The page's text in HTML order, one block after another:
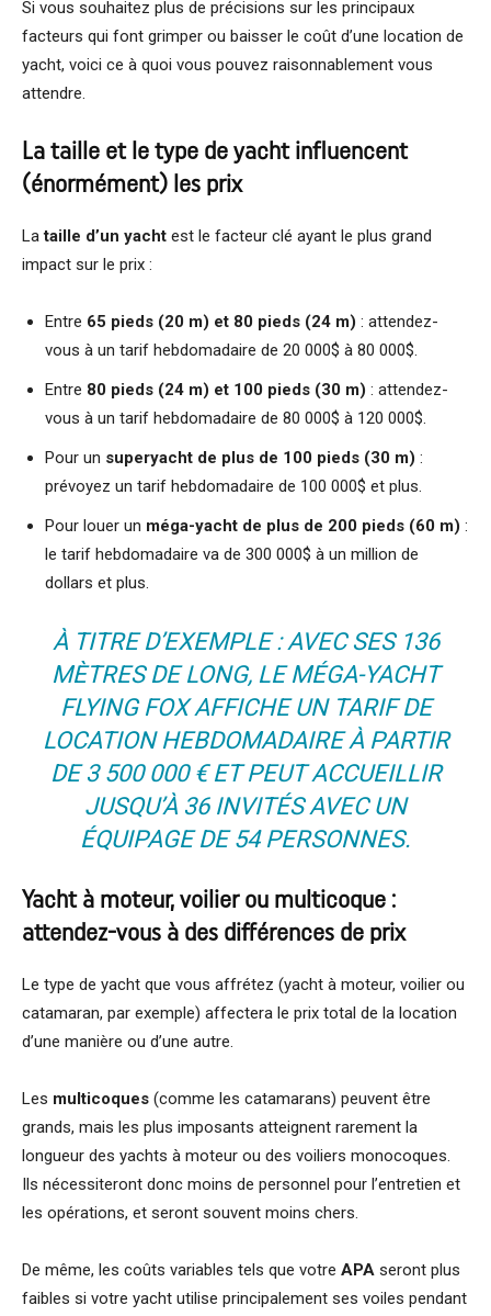
Si vous souhaitez plus de précisions sur les principaux
facteurs qui font grimper ou baisser le coût d’une location de
yacht, voici ce à quoi vous pouvez raisonnablement vous
attendre.
La taille et le type de yacht influencent
(énormément) les prix
Lataille d’un yacht est le facteur clé ayant le plus grand
impact sur le prix :
Entre 65 pieds (20 m) et 80 pieds (24 m) : attendez-
vous à un tarif hebdomadaire de 20 000$ à 80 000$.
Entre 80 pieds (24 m) et 100 pieds (30 m) : attendez-
vous à un tarif hebdomadaire de 80 000$ à 120 000$.
Pour un superyacht de plus de 100 pieds (30 m) :
prévoyez un tarif hebdomadaire de 100 000$ et plus.
Pour louer un méga-yacht de plus de 200 pieds (60 m) :
le tarif hebdomadaire va de 300 000$ à un million de
dollars et plus.
À TITRE D’EXEMPLE : AVEC SES 136
MÈTRES DE LONG, LE MÉGA-YACHT
FLYING FOX AFFICHE UN TARIF DE
LOCATION HEBDOMADAIRE À PARTIR
DE 3 500 000 € ET PEUT ACCUEILLIR
JUSQU’À 36 INVITÉS AVEC UN
ÉQUIPAGE DE 54 PERSONNES.
Yacht à moteur, voilier ou multicoque :
attendez-vous à des différences de prix
Le type de yacht que vous affrétez (yacht à moteur, voilier ou
catamaran, par exemple) affectera le prix total de la location
d’une manière ou d’une autre.
Les multicoques (comme les catamarans) peuvent être
grands, mais les plus imposants atteignent rarement la
longueur des yachts à moteur ou des voiliers monocoques.
Ils nécessiteront donc moins de personnel pour l’entretien et
les opérations, et seront souvent moins chers.
De même, les coûts variables tels que votre APA seront plus
faibles si votre yacht utilise principalement ses voiles pendant